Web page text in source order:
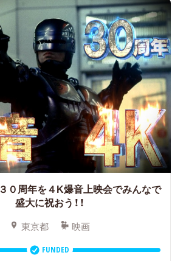
３０周年を４K爆音上映会でみんなで
盛大に祝おう！！
東京都 映画
FUNDED